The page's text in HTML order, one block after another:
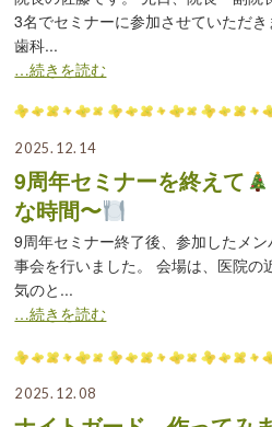
3名でセミナーに参加させていただ
歯科...
…続きを読む
2025.12.14
9周年セミナーを終えて
な時間〜
9周年セミナー終了後、参加したメ
事会を行いました。 会場は、医院の
気のと...
…続きを読む
2025.12.08